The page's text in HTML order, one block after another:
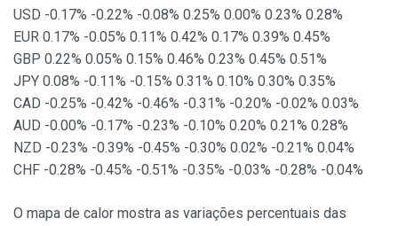
USD -0.17% -0.22% -0.08% 0.25% 0.00% 0.23% 0.28%
EUR 0.17% -0.05% 0.11% 0.42% 0.17% 0.39% 0.45%
GBP 0.22% 0.05% 0.15% 0.46% 0.23% 0.45% 0.51%
JPY 0.08% -0.11% -0.15% 0.31% 0.10% 0.30% 0.35%
CAD -0.25% -0.42% -0.46% -0.31% -0.20% -0.02% 0.03%
AUD -0.00% -0.17% -0.23% -0.10% 0.20% 0.21% 0.28%
NZD -0.23% -0.39% -0.45% -0.30% 0.02% -0.21% 0.04%
CHF -0.28% -0.45% -0.51% -0.35% -0.03% -0.28% -0.04%
O mapa de calor mostra as variações percentuais das